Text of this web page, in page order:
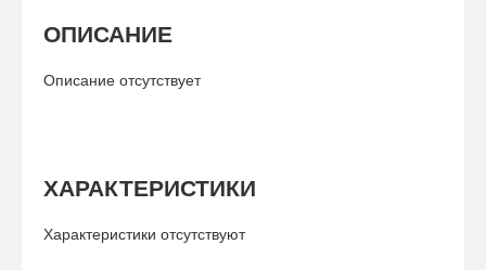
ОПИСАНИЕ
Описание отсутствует
ХАРАКТЕРИСТИКИ
Характеристики отсутствуют